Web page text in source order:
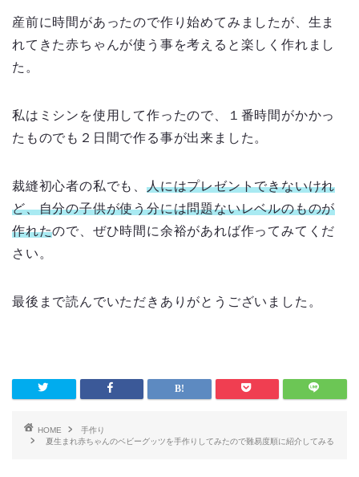
産前に時間があったので作り始めてみましたが、生ま
れてきた赤ちゃんが使う事を考えると楽しく作れまし
た。
私はミシンを使用して作ったので、１番時間がかかっ
たものでも２日間で作る事が出来ました。
裁縫初心者の私でも、 人にはプレゼントできないけれ
ど、自分の子供が使う分には問題ないレベルのものが
作れたので、ぜひ時間に余裕があれば作ってみてくだ
さい。
最後まで読んでいただきありがとうございました。
HOME
手作り
夏生まれ赤ちゃんのベビーグッツを手作りしてみたので難易度順に紹介してみる